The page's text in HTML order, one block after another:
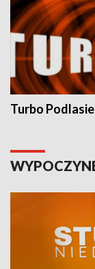
Turbo Podlasie